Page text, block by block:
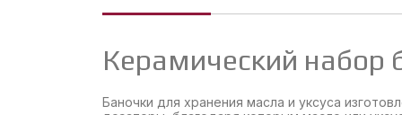
Керамический набор
Баночки для хранения масла и уксуса